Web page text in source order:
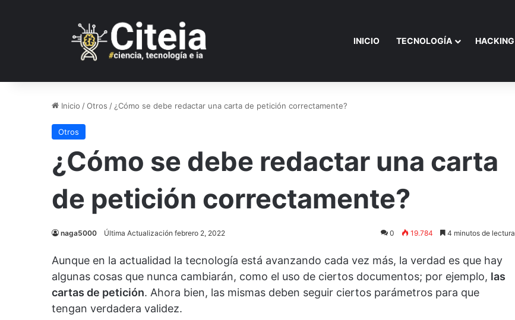
INICIO TECNOLOGÍA HACKING
Inicio /Otros / ¿Cómo se debe redactar una carta de petición correctamente?
Otros
¿Cómo se debe redactar una carta
de petición correctamente?
naga5000 Última Actualización febrero 2, 2022 0 19.784 4 minutos de lectura
Aunque en la actualidad la tecnología está avanzando cada vez más, la verdad es que hay
algunas cosas que nunca cambiarán, como el uso de ciertos documentos; por ejemplo, las
cartas de petición. Ahora bien, las mismas deben seguir ciertos parámetros para que
tengan verdadera validez.